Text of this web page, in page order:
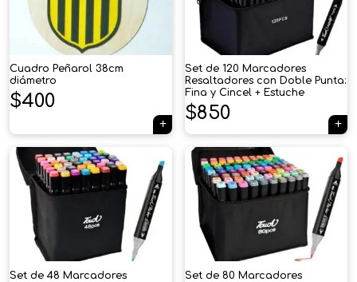
Cuadro Peñarol 38cm
diámetro
$400
Set de 120 Marcadores
Resaltadores con Doble Punta:
Fina y Cincel + Estuche
$850
Set de 48 Marcadores
Set de 80 Marcadores
Tu carrito está vacío.